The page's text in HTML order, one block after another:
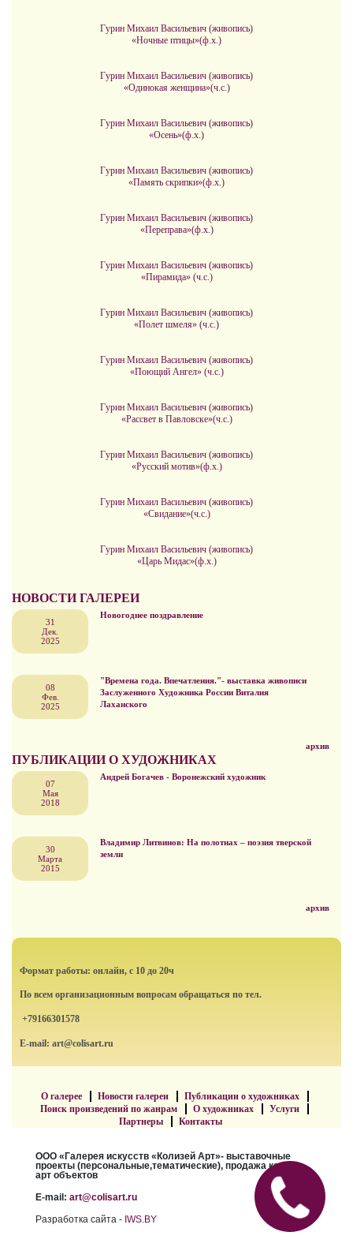
Гурин Михаил Васильевич (живопись)
«Ночные птицы»(ф.х.)
Гурин Михаил Васильевич (живопись)
«Одинокая женщина»(ч.с.)
Гурин Михаил Васильевич (живопись)
«Осень»(ф.х.)
Гурин Михаил Васильевич (живопись)
«Память скрипки»(ф.х.)
Гурин Михаил Васильевич (живопись)
«Переправа»(ф.х.)
Гурин Михаил Васильевич (живопись)
«Пирамида» (ч.с.)
Гурин Михаил Васильевич (живопись)
«Полет шмеля» (ч.с.)
Гурин Михаил Васильевич (живопись)
«Поющий Ангел» (ч.с.)
Гурин Михаил Васильевич (живопись)
«Рассвет в Павловске»(ч.с.)
Гурин Михаил Васильевич (живопись)
«Русский мотив»(ф.х.)
Гурин Михаил Васильевич (живопись)
«Свидание»(ч.с.)
Гурин Михаил Васильевич (живопись)
«Царь Мидас»(ф.х.)
НОВОСТИ ГАЛЕРЕИ
31
Дек.
2025
Новогоднее поздравление
08
Фев.
2025
"Времена года. Впечатления."- выставка живописи
Заслуженного Художника России Виталия
Лаханского
архив
ПУБЛИКАЦИИ О ХУДОЖНИКАХ
07
Мая
2018
Андрей Богачев - Воронежский художник
30
Марта
2015
Владимир Литвинов: На полотнах – поэзия тверской
земли
архив
Формат работы: онлайн, с 10 до 20ч
По всем организационным вопросам обращаться по тел.
+79166301578
E-mail: art@colisart.ru
О галерее Новости галереи
Публикации о художниках
Поиск произведений по жанрам
О художниках
Услуги
Партнеры
Контакты
ООО «Галерея искусств «Колизей Арт»- выставочные
проекты (персональные,тематические), продажа картин,
арт объектов
E-mail: art@colisart.ru
Разработка сайта - IWS.BY